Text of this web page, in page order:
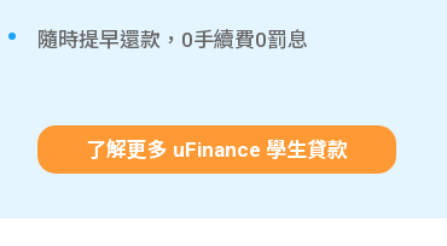
隨時提早還款，0手續費0罰息
了解更多 uFinance 學生貸款